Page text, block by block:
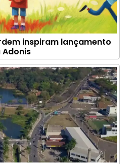
inspiram lançamento